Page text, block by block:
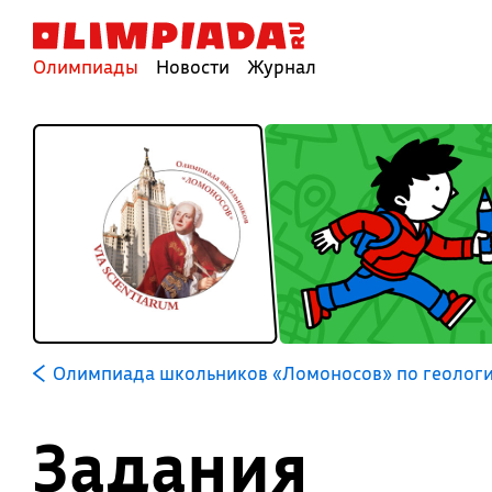
Олимпиады Новости Журнал
Олимпиада школьников «Ломоносов» по
Задания